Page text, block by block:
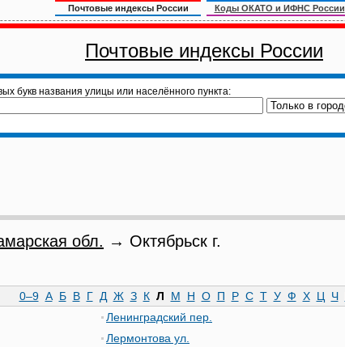
Почтовые индексы России Коды ОКАТО и ИФНС России
Почтовые индексы России
букв названия улицы или населённого пункта:
обл. → Октябрьск г.
0–9 А Б В Г Д Ж З К Л М Н О П Р С Т У Ф Х Ц Ч
Ленинградский пер.
Лермонтова ул.